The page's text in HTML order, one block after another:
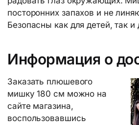
посторонних запахов и не
Безопасны как для детей, так и
Информация о
Заказать плюшевого
мишку 180 см можно на
сайте магазина,
воспользовавшись